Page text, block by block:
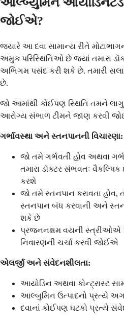
જોઈએ?
જ્યારે આ દવા સામાન્ય રીતે
અમુક પરિસ્થિતિઓ છે જ્યાં તમારા
અભિગમ પસંદ કરી શકે છે. તમારી
છે.
જો આમાંથી કોઈપણ સ્થિતિ તમને લાગુ
આરોગ્ય સંભાળ ટીમને જાણ કરવી
ગર્ભાવસ્થા અને સ્તનપાનની વિચારણા:
જો તમે ગર્ભવતી હોવ અથવા
તમારા ડૉક્ટર સંભવતઃ
કરશે
જો તમે સ્તનપાન કરાવતા હોવ,
સ્તનપાન બંધ કરવાની અને
શકે છે
પ્રજનનક્ષમ વયની સ્ત્રીઓએ
નિવારણની ચર્ચા કરવી જોઈએ
એલર્જી અને સંવેદનશીલતા:
આયોડિન અથવા કોન્ટ્રાસ્ટ
આલ્બુમિન ઉત્પાદનો પ્રત્યે
દવાનાં કોઈપણ ઘટકો પ્રત્યે